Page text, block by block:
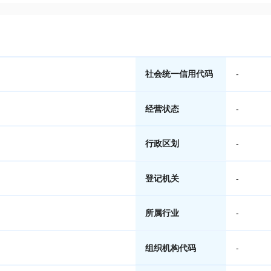
社会统一信用代码 -
经营状态 -
行政区划 -
登记机关 -
所属行业 -
组织机构代码 -